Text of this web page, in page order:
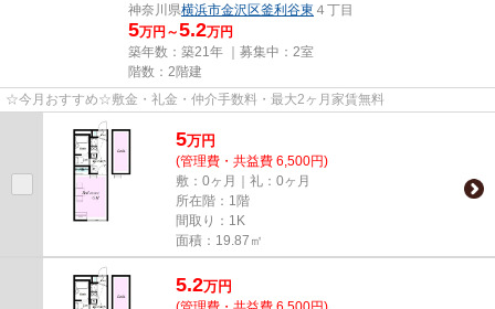
神奈川県横浜市金沢区釜利谷東 ４丁目
5万円～5.2万円
築年数：築21年 ｜募集中： 2室
階数：2階建
☆今月おすすめ☆敷金・礼金・仲介手数料・最大2ヶ月家賃無料
5万円
(管理費・共益費 6,500円)
敷：0ヶ月｜礼：0ヶ月
所在階：1階
間取り：1K
面積：19.87㎡
5.2万円